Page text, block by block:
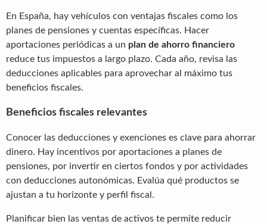
En España, hay vehículos con ventajas fiscales como los
planes de pensiones y cuentas específicas. Hacer
aportaciones periódicas a un plan de ahorro financiero
reduce tus impuestos a largo plazo. Cada año, revisa las
deducciones aplicables para aprovechar al máximo tus
beneficios fiscales.
Beneficios fiscales relevantes
Conocer las deducciones y exenciones es clave para ahorrar
dinero. Hay incentivos por aportaciones a planes de
pensiones, por invertir en ciertos fondos y por actividades
con deducciones autonómicas. Evalúa qué productos se
ajustan a tu horizonte y perfil fiscal.
Planificar bien las ventas de activos te permite reducir